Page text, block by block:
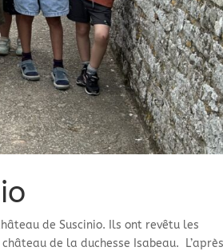
de Suscinio. Ils ont revêtu les
de la duchesse Isabeau.